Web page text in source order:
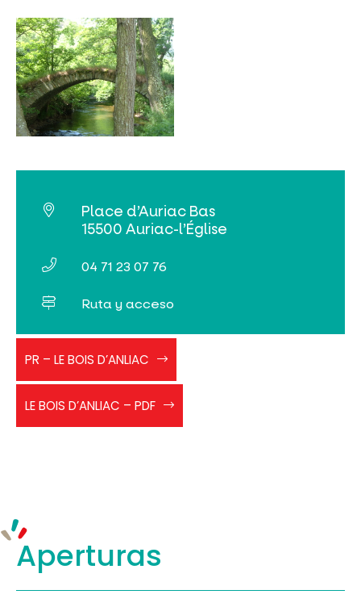
Aperturas
Place d’Auriac Bas
15500 Auriac-l’Église
04 71 23 07 76
Ruta y acceso
PR – LE BOIS D’ANLIAC
LE BOIS D’ANLIAC – PDF
bois
d'Anliac